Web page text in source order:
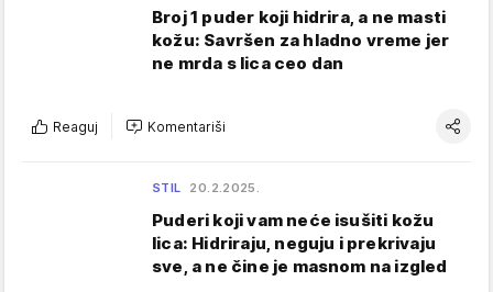
Broj 1 puder koji hidrira, a ne masti
kožu: Savršen za hladno vreme jer
ne mrda s lica ceo dan
Reaguj Komentariši
STIL 20.2.2025.
Puderi koji vam neće isušiti kožu
lica: Hidriraju, neguju i prekrivaju
sve, a ne čine je masnom na izgled